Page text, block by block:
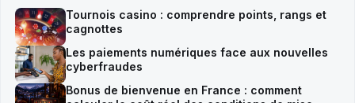
Tournois casino : comprendre points, rangs et
cagnottes
Les paiements numériques face aux nouvelles
cyberfraudes
Bonus de bienvenue en France : comment